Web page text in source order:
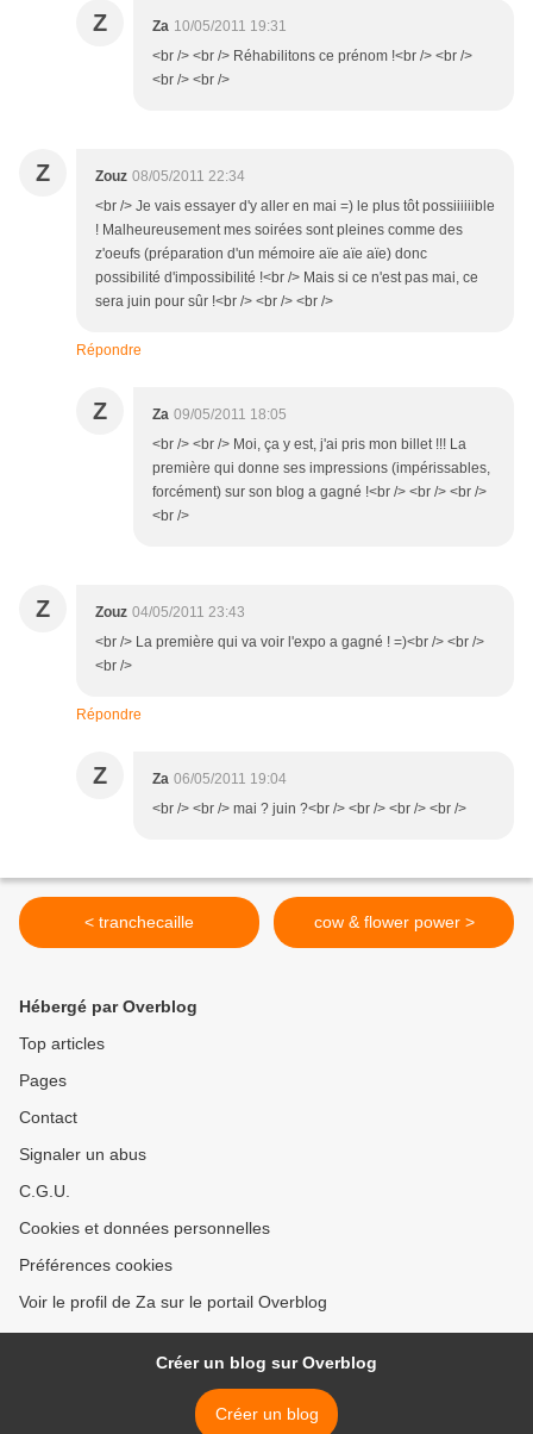
Z Za 10/05/2011 19:31
<br /> <br /> Réhabilitons ce prénom !<br /> <br />
<br /> <br />
Z Zouz 08/05/2011 22:34
<br /> Je vais essayer d'y aller en mai =) le plus tôt possiiiiiible
! Malheureusement mes soirées sont pleines comme des
z'oeufs (préparation d'un mémoire aïe aïe aïe) donc
possibilité d'impossibilité !<br /> Mais si ce n'est pas mai, ce
sera juin pour sûr !<br /> <br /> <br />
Répondre
Z Za 09/05/2011 18:05
<br /> <br /> Moi, ça y est, j'ai pris mon billet !!! La
première qui donne ses impressions (impérissables,
forcément) sur son blog a gagné !<br /> <br /> <br />
<br />
Z Zouz 04/05/2011 23:43
<br /> La première qui va voir l'expo a gagné ! =)<br /> <br />
<br />
Répondre
Z Za 06/05/2011 19:04
<br /> <br /> mai ? juin ?<br /> <br /> <br /> <br />
< tranchecaille cow & flower power >
Hébergé par Overblog
Top articles
Pages
Contact
Signaler un abus
C.G.U.
Cookies et données personnelles
Préférences cookies
Voir le profil de Za sur le portail Overblog
Créer un blog sur Overblog
Créer un blog